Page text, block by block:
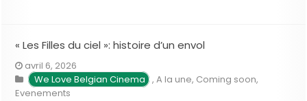
« Les Filles du ciel »: histoire d’un envol
avril 6, 2026
We Love Belgian Cinema ,A la une, Coming soon,
Evenements